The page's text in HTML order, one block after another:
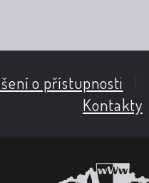
o přístupnosti
Kontakty